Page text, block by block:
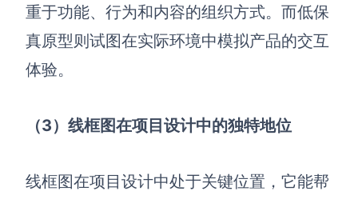
重于功能、行为和内容的组织方式。而低保
真原型则试图在实际环境中模拟产品的交互
体验。
（3）线框图在项目设计中的独特地位
线框图在项目设计中处于关键位置，它能帮